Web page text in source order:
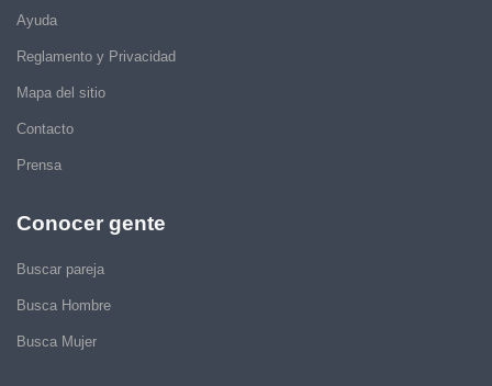
Ayuda
Reglamento y Privacidad
Mapa del sitio
Contacto
Prensa
Conocer gente
Buscar pareja
Busca Hombre
Busca Mujer